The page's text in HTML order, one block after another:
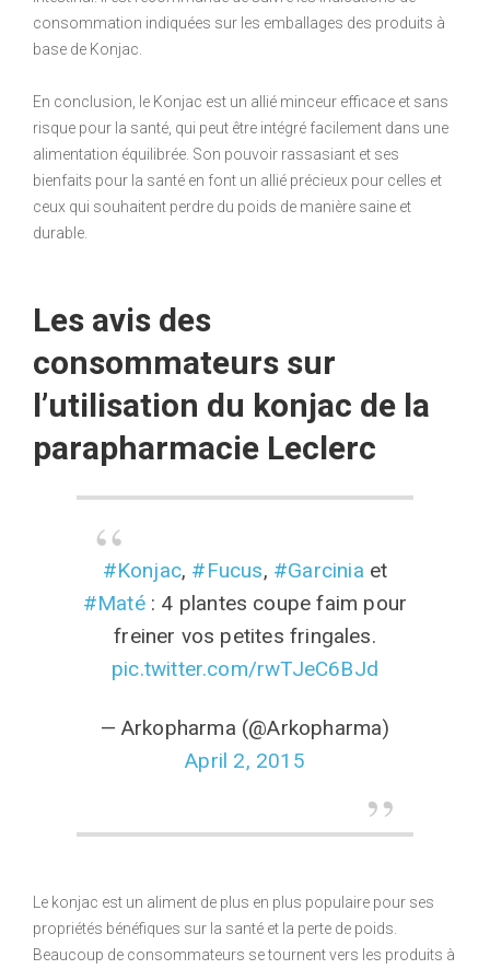
consommation indiquées sur les emballages des produits à
base de Konjac.
En conclusion, le Konjac est un allié minceur efficace et sans
risque pour la santé, qui peut être intégré facilement dans une
alimentation équilibrée. Son pouvoir rassasiant et ses
bienfaits pour la santé en font un allié précieux pour celles et
ceux qui souhaitent perdre du poids de manière saine et
durable.
Les avis des
consommateurs sur
l’utilisation du konjac de la
parapharmacie Leclerc
#Konjac, #Fucus, #Garcinia et
#Maté: 4 plantes coupe faim pour
freiner vos petites fringales.
pic.twitter.com/rwTJeC6BJd
— Arkopharma (@Arkopharma)
April 2, 2015
Le konjac est un aliment de plus en plus populaire pour ses
propriétés bénéfiques sur la santé et la perte de poids.
Beaucoup de consommateurs se tournent vers les produits à